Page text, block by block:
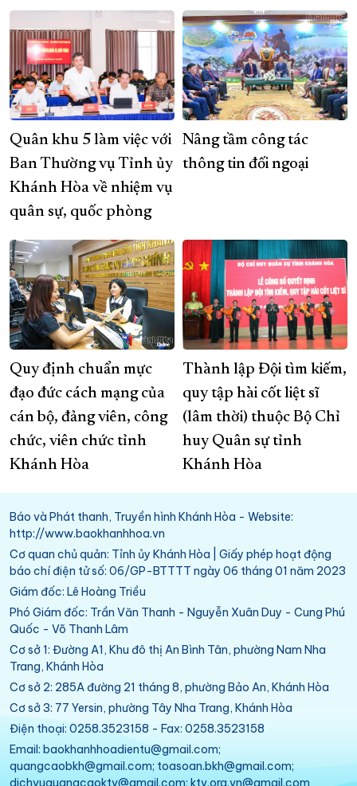
Quân khu 5 làm việc với
Ban Thường vụ Tỉnh ủy
Khánh Hòa về nhiệm vụ
quân sự, quốc phòng
Nâng tầm công tác
thông tin đối ngoại
Quy định chuẩn mực
đạo đức cách mạng của
cán bộ, đảng viên, công
chức, viên chức tỉnh
Khánh Hòa
Thành lập Đội tìm kiếm,
quy tập hài cốt liệt sĩ
(lâm thời) thuộc Bộ Chỉ
huy Quân sự tỉnh
Khánh Hòa
Báo và Phát thanh, Truyền hình Khánh Hòa - Website:
http://www.baokhanhhoa.vn
Cơ quan chủ quản: Tỉnh ủy Khánh Hòa | Giấy phép hoạt động
báo chí điện tử số: 06/GP-BTTTT ngày 06 tháng 01 năm 2023
Giám đốc: Lê Hoàng Triều
Phó Giám đốc: Trần Văn Thanh - Nguyễn Xuân Duy - Cung Phú
Quốc - Võ Thanh Lâm
Cơ sở 1: Đường A1, Khu đô thị An Bình Tân, phường Nam Nha
Trang, Khánh Hòa
Cơ sở 2: 285A đường 21 tháng 8, phường Bảo An, Khánh Hòa
Cơ sở 3: 77 Yersin, phường Tây Nha Trang, Khánh Hòa
Điện thoại: 0258.3523158 - Fax: 0258.3523158
Email: baokhanhhoadientu@gmail.com;
quangcaobkh@gmail.com; toasoan.bkh@gmail.com;
dichvuquangcaoktv@gmail.com; ktv.org.vn@gmail.com